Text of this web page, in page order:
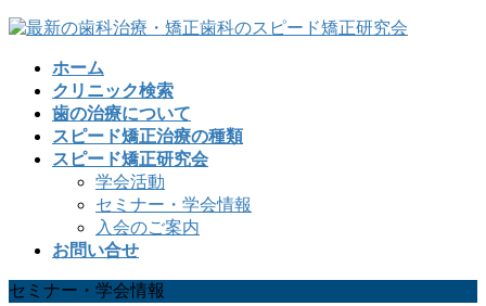
コ
ナ
ホーム
クリニック検索
歯の治療について
スピード矯正治療の種類
スピード矯正研究会
学会活動
セミナー・学会情報
入会のご案内
お問い合せ
セミナー・学会情報